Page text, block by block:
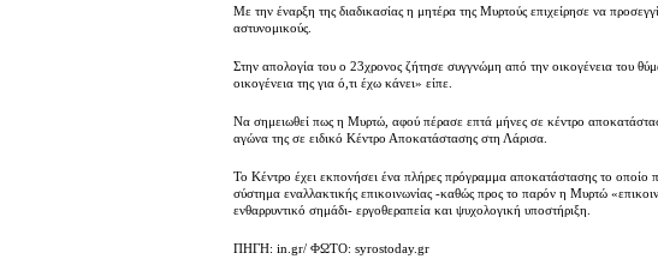
Με την έναρξη της διαδικασίας η μητέρα της Μυρτούς επιχείρησε να
αστυνομικούς.
Στην απολογία του ο 23χρονος ζήτησε συγγνώμη από την οικογένεια του
οικογένεια της για ό,τι έχω κάνει» είπε.
Να σημειωθεί πως η Μυρτώ, αφού πέρασε επτά μήνες σε κέντρο
αγώνα της σε ειδικό Κέντρο Αποκατάστασης στη Λάρισα.
Το Κέντρο έχει εκπονήσει ένα πλήρες πρόγραμμα αποκατάστασης το οποίο
σύστημα εναλλακτικής επικοινωνίας -καθώς προς το παρόν η Μυρτώ
ενθαρρυντικό σημάδι- εργοθεραπεία και ψυχολογική υποστήριξη.
ΠΗΓΗ: in.gr/ ΦΩΤΟ: syrostoday.gr